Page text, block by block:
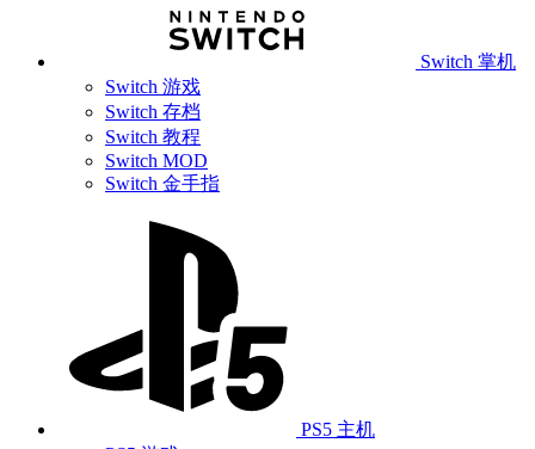
Switch 掌机
Switch 游戏
Switch 存档
Switch 教程
Switch MOD
Switch 金手指
PS5 主机